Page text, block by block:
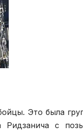
Это была
Ридзанича с